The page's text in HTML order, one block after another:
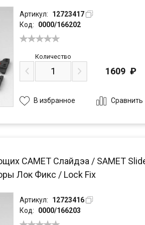
Артикул:
12723417
Код:
0000/166202
Количество
1609 ₽
В избранное Сравнить
САМЕТ Слайдэа / SAMET
Лок Фикс / Lock Fix
Артикул:
12723416
Код:
0000/166203